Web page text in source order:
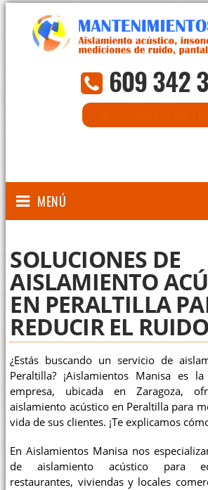
609 342
MENÚ
SOLUCIONES DE
AISLAMIENTO
EN PERALTILLA
REDUCIR EL RUIDO
¿Estás buscando un servicio de
Peraltilla? ¡Aislamientos Manisa es
empresa, ubicada en Zaragoza,
aislamiento acústico en Peraltilla para
vida de sus clientes. ¡Te explicamos
En Aislamientos Manisa nos
de aislamiento acústico para
restaurantes, viviendas y locales